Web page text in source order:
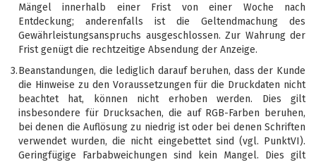
Mängel innerhalb einer Frist von einer Woche nach
Entdeckung; anderenfalls ist die Geltendmachung des
Gewährleistungsanspruchs ausgeschlossen. Zur Wahrung der
Frist genügt die rechtzeitige Absendung der Anzeige.
3.Beanstandungen, die lediglich darauf beruhen, dass der Kunde
die Hinweise zu den Voraussetzungen für die Druckdaten nicht
beachtet hat, können nicht erhoben werden. Dies gilt
insbesondere für Drucksachen, die auf RGB-Farben beruhen,
bei denen die Auflösung zu niedrig ist oder bei denen Schriften
verwendet wurden, die nicht eingebettet sind (vgl. PunktVI).
Geringfügige Farbabweichungen sind kein Mangel. Dies gilt